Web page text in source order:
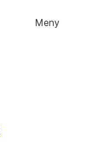
Meny